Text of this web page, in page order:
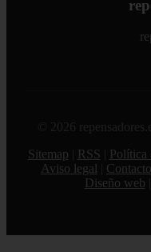
© 2026
Sitemap
RSS Política
Aviso legal
Contacto
Diseño web